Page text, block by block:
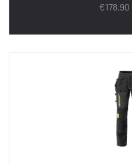
€178,90